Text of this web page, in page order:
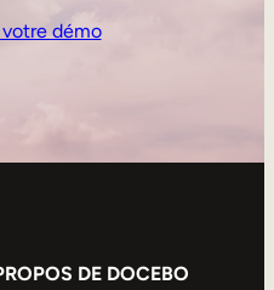
démo
DE DOCEBO